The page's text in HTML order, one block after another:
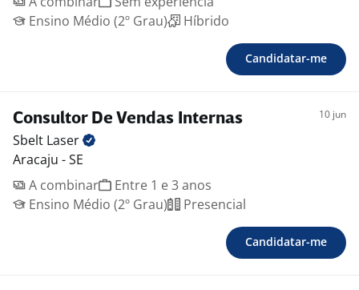
Ensino Médio (2º Grau)
Híbrido
Candidatar-me
Consultor De Vendas Internas 10 jun
Sbelt Laser
Aracaju - SE
A combinar
Entre 1 e 3 anos
Ensino Médio (2º Grau)
Presencial
Candidatar-me